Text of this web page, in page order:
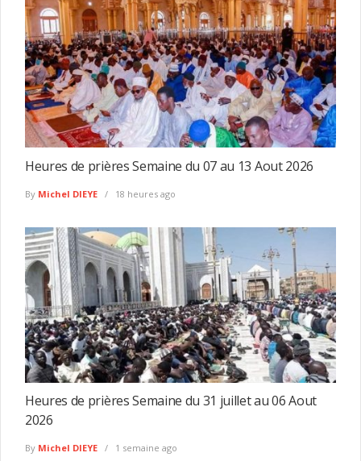
Heures de prières Semaine du 07 au 13 Aout 2026
By Michel DIEYE 18 heures ago
Heures de prières Semaine du 31 juillet au 06 Aout
2026
By Michel DIEYE 1 semaine ago